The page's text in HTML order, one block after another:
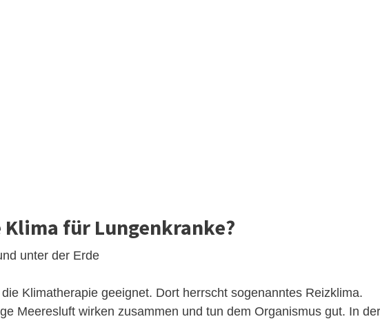
Klima für Lungenkranke?
unter der Erde
Klimatherapie geeignet. Dort herrscht sogenanntes Reizklima.
Meeresluft wirken zusammen und tun dem Organismus gut. In der